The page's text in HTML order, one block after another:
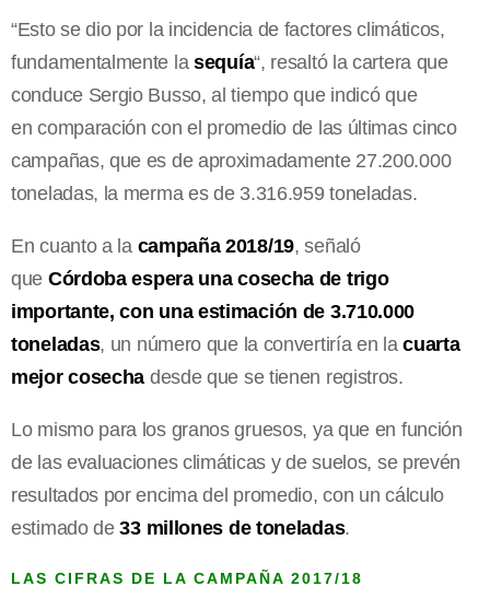
“Esto se dio por la incidencia de factores climáticos,
fundamentalmente la sequía“, resaltó la cartera que
conduce Sergio Busso, al tiempo que indicó que
en comparación con el promedio de las últimas cinco
campañas, que es de aproximadamente 27.200.000
toneladas, la merma es de 3.316.959 toneladas.
En cuanto a la campaña 2018/19, señaló
que Córdoba espera una cosecha de trigo
importante, con una estimación de 3.710.000
toneladas, un número que la convertiría en lacuarta
mejor cosecha desde que se tienen registros.
Lo mismo para los granos gruesos, ya que en función
de las evaluaciones climáticas y de suelos, se prevén
resultados por encima del promedio, con un cálculo
estimado de33 millones de toneladas.
LAS CIFRAS DE LA CAMPAÑA 2017/18